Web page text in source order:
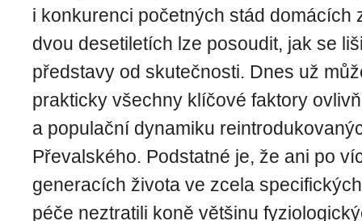
i konkurenci početných stád domácích
dvou desetiletích lze posoudit, jak se
představy od skutečnosti. Dnes už
prakticky všechny klíčové faktory
a populační dynamiku
Převalského. Podstatné je, že ani po
generacích života ve zcela
péče neztratili koně většinu